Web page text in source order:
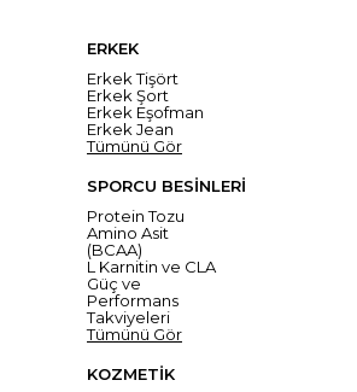
ERKEK
Erkek Tişört
Erkek Şort
Erkek Eşofman
Erkek Jean
Tümünü Gör
SPORCU BESİNLERİ
Protein Tozu
Amino Asit
(BCAA)
L Karnitin ve CLA
Güç ve
Performans
Takviyeleri
Tümünü Gör
KOZMETİK